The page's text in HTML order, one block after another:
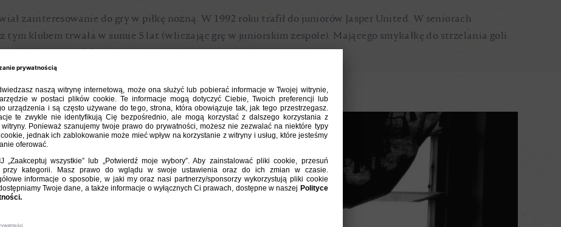
zainteresowanie do gry w piłkę nożną. W 1992 roku trafił do juniorów Jasper United. W seniorach
tym klubem trwała w sumie 5 lat (wliczając grę w juniorskim zespole). Mającego smykałkę do strzelania goli
skauci z Polski.